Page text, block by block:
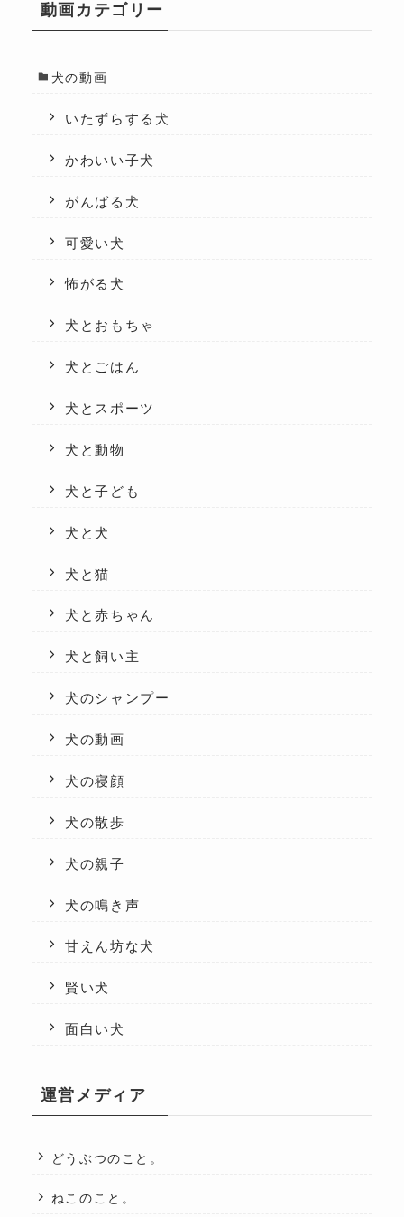
動画カテゴリー
犬の動画
いたずらする犬
かわいい子犬
がんばる犬
可愛い犬
怖がる犬
犬とおもちゃ
犬とごはん
犬とスポーツ
犬と動物
犬と子ども
犬と犬
犬と猫
犬と赤ちゃん
犬と飼い主
犬のシャンプー
犬の動画
犬の寝顔
犬の散歩
犬の親子
犬の鳴き声
甘えん坊な犬
賢い犬
面白い犬
運営メディア
どうぶつのこと。
ねこのこと。